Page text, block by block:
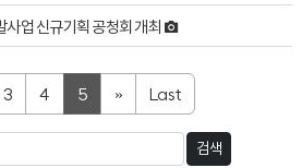
업 신규기획 공청회 개최
3 4 5 » Last
검색